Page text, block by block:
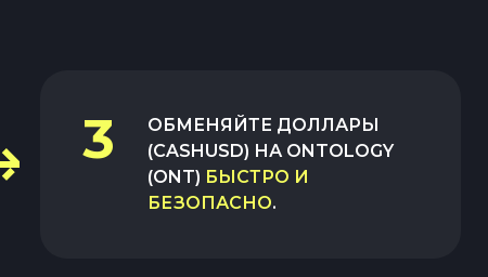
3 ОБМЕНЯЙТЕ ДОЛЛАРЫ
(CASHUSD) НА ONTOLOGY
(ONT) БЫСТРО И
БЕЗОПАСНО.